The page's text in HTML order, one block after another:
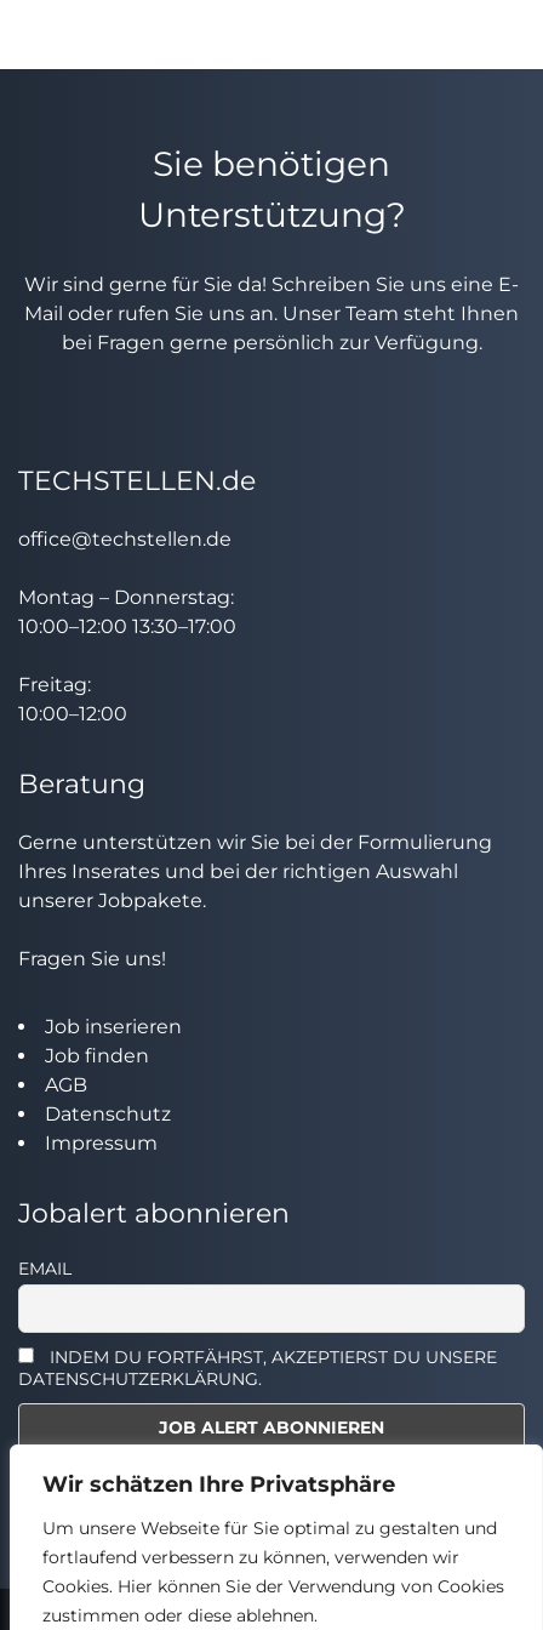
Wir schätzen Ihre Privatsphäre
Um unsere Webseite für Sie optimal zu gestalten und
fortlaufend verbessern zu können, verwenden wir
Cookies. Hier können Sie der Verwendung von Cookies
zustimmen oder diese ablehnen.
Sie benötigen
Unterstützung?
Wir sind gerne für Sie da! Schreiben Sie uns eine E-
Mail oder rufen Sie uns an. Unser Team steht Ihnen
bei Fragen gerne persönlich zur Verfügung.
TECHSTELLEN.de
office@techstellen.de
Montag – Donnerstag:
10:00–12:00 13:30–17:00
Freitag:
10:00–12:00
Beratung
Gerne unterstützen wir Sie bei der Formulierung
Ihres Inserates und bei der richtigen Auswahl
unserer Jobpakete.
Fragen Sie uns!
Job inserieren
Job finden
AGB
Datenschutz
Impressum
Jobalert abonnieren
EMAIL
INDEM DU FORTFÄHRST, AKZEPTIERST DU UNSERE
DATENSCHUTZERKLÄRUNG.
Select the widget you want to show.